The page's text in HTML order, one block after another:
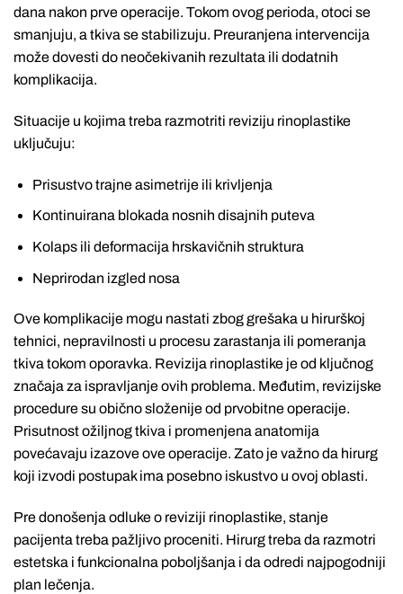
dana nakon prve operacije. Tokom ovog perioda, otoci se
smanjuju, a tkiva se stabilizuju. Preuranjena intervencija
može dovesti do neočekivanih rezultata ili dodatnih
komplikacija.
Situacije u kojima treba razmotriti reviziju rinoplastike
uključuju:
Prisustvo trajne asimetrije ili krivljenja
Kontinuirana blokada nosnih disajnih puteva
Kolaps ili deformacija hrskavičnih struktura
Neprirodan izgled nosa
Ove komplikacije mogu nastati zbog grešaka u hirurškoj
tehnici, nepravilnosti u procesu zarastanja ili pomeranja
tkiva tokom oporavka. Revizija rinoplastike je od ključnog
značaja za ispravljanje ovih problema. Međutim, revizijske
procedure su obično složenije od prvobitne operacije.
Prisutnost ožiljnog tkiva i promenjena anatomija
povećavaju izazove ove operacije. Zato je važno da hirurg
koji izvodi postupak ima posebno iskustvo u ovoj oblasti.
Pre donošenja odluke o reviziji rinoplastike, stanje
pacijenta treba pažljivo proceniti. Hirurg treba da razmotri
estetska i funkcionalna poboljšanja i da odredi najpogodniji
plan lečenja.